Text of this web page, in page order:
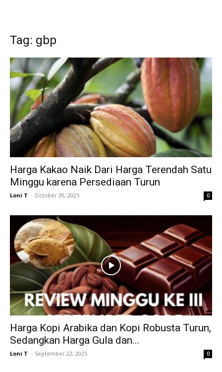
Tag: gbp
Harga Kakao Naik Dari Harga Terendah Satu
Minggu karena Persediaan Turun
Loni T - October 30, 2025 0
Harga Kopi Arabika dan Kopi Robusta Turun,
Sedangkan Harga Gula dan...
Loni T - September 22, 2025 0